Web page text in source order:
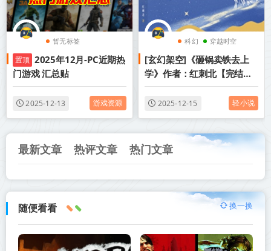
暂无标签
置顶 2025年12月-PC近期热
门游戏 汇总贴
2025-12-13 游戏资源
科幻 穿越时空
女强
[玄幻架空]《砸锅卖铁去上
学》作者：红刺北【完结】
丨百度网盘免费txt下载
2025-12-15 轻小说
最新文章 热评文章 热门文章
随便看看 换一换